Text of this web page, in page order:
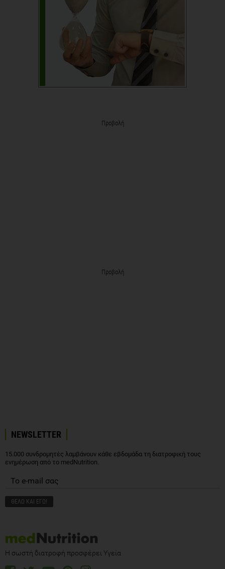
Προβολή
Προβολή
NEWSLETTER
15.000 συνδρομητές λαμβάνουν κάθε εβδομάδα τη διατροφική τους
ενημέρωση από το medNutrition.
Η σωστή διατροφή προσφέρει Υγεία